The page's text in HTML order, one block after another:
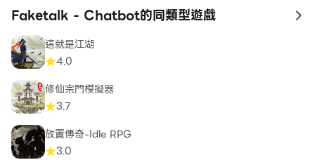
Faketalk - Chatbot的同類型遊戲 to
這就是江湖
4.0
修仙宗門模擬器
3.7
放置傳奇-Idle RPG
3.0